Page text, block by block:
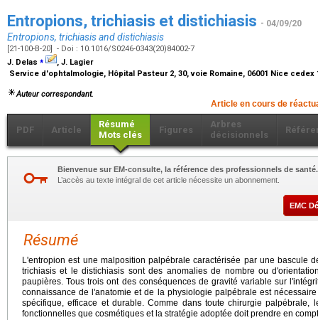
Entropions, trichiasis et distichiasis - 04/09/20
Entropions, trichiasis and distichiasis
[21-100-B-20] - Doi : 10.1016/S0246-0343(20)84002-7
J. Delas ⁎
, J. Lagier
Service d'ophtalmologie, Hôpital Pasteur 2, 30, voie Romaine, 06001 Nice cedex
Auteur correspondant.
Article en cours de
PDF Article
Résumé
Mots clés
Figures
Arbres
décisionnels
Bienvenue sur EM-consulte, la référence des professionnels de santé.
L’accès au texte intégral de cet article nécessite un abonnement.
EMC
Résumé
L'entropion est une malposition palpébrale caractérisée par une bascule
trichiasis et le distichiasis sont des anomalies de nombre ou
paupières. Tous trois ont des conséquences de gravité variable sur
connaissance de l'anatomie et de la physiologie palpébrale est
spécifique, efficace et durable. Comme dans toute chirurgie palpébrale,
fonctionnelles que cosmétiques et la stratégie adoptée doit prendre en